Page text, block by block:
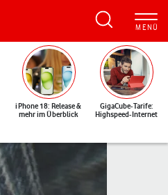
iPhone 18: Release &
mehr im Überblick
GigaCube-Tarife:
Highspeed-Internet